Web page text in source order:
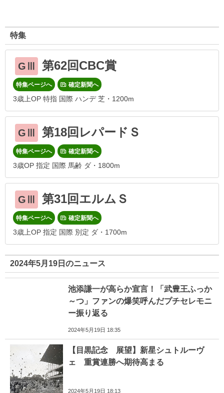
特集
GⅢ 第62回CBC賞
特集ページへ 確定新聞へ
3歳上OP 特指 国際 ハンデ 芝・1200m
GⅢ 第18回レパードＳ
特集ページへ 確定新聞へ
3歳OP 指定 国際 馬齢 ダ・1800m
GⅢ 第31回エルムＳ
特集ページへ 確定新聞へ
3歳上OP 指定 国際 別定 ダ・1700m
2024年5月19日のニュース
池添謙一が高らか宣言！「武豊王ふっか
～つ」ファンの爆笑呼んだプチセレモニ
ー振り返る
2024年5月19日 18:35
【目黒記念 展望】新星シュトルーヴ
ェ 重賞連勝へ期待高まる
2024年5月19日 18:13